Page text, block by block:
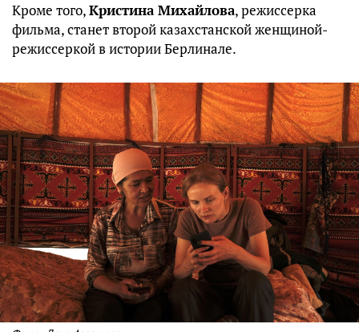
Кроме того,Кристина Михайлова, режиссерка
фильма, станет второй казахстанской женщиной-
режиссеркой в истории Берлинале.